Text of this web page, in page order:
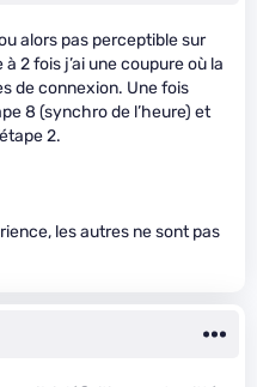
alors pas perceptible sur
2 fois j’ai une coupure où la
de connexion. Une fois
8 (synchro de l’heure) et
2.
les autres ne sont pas